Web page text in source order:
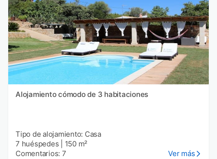
Alojamiento cómodo de 3 habitaciones
Tipo de alojamiento: Casa
7 huéspedes
150 m²
Comentarios: 7
Ver más